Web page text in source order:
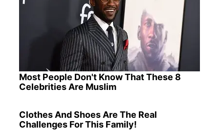
Most People Don't Know That These 8
Celebrities Are Muslim
Clothes And Shoes Are The Real
Challenges For This Family!